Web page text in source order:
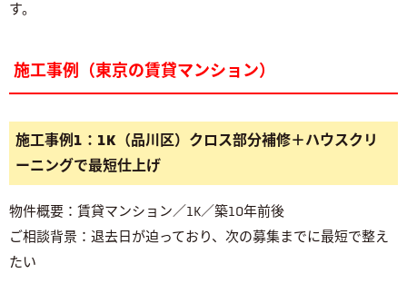
す。
施工事例（東京の賃貸マンション）
施工事例1：1K（品川区）クロス部分補修＋ハウスクリ
ーニングで最短仕上げ
物件概要：賃貸マンション／1K／築10年前後
ご相談背景：退去日が迫っており、次の募集までに最短で整え
たい